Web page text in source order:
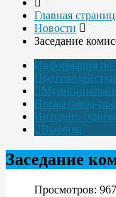
Главная
Новости
Заседание
Информация по
Нормативно-
Интернет-
Выборы
Заседание
Просмотров: 967